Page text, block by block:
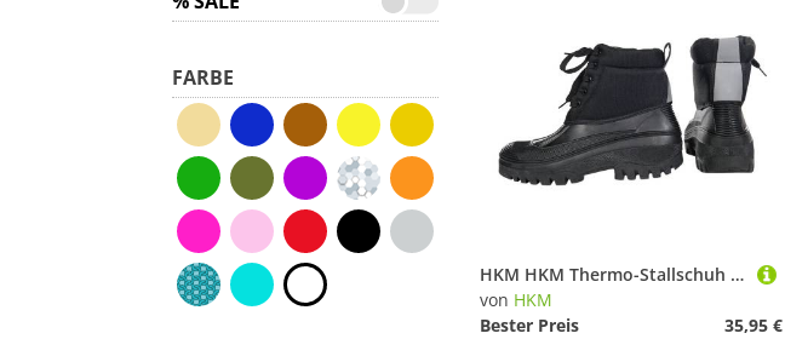
FARBE
HKM HKM Thermo-Stallschuh -Hamilton- Reitstiefel
von HKM
Bester Preis
35,95 €